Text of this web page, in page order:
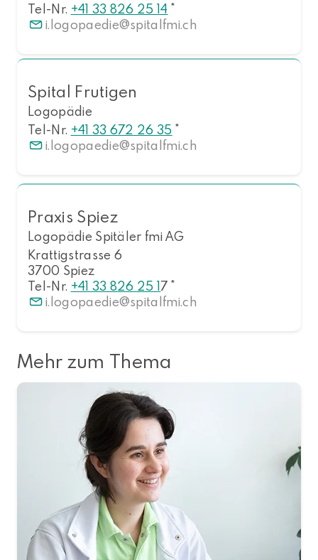
Tel-Nr. +41 33 826 25 14 *
i.logopaedie
spitalfmi.ch
Spital Frutigen
Logopädie
Tel-Nr. +41 33 672 26 35 *
i.logopaedie
spitalfmi.ch
Praxis Spiez
Logopädie Spitäler fmi AG
Krattigstrasse 6
3700 Spiez
Tel-Nr. +41 33 826 25 17 *
i.logopaedie
spitalfmi.ch
Mehr zum Thema